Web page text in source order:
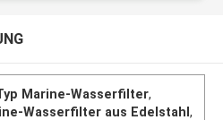
Marine-Wasserfilter,
Wasserfilter aus Edelstahl,